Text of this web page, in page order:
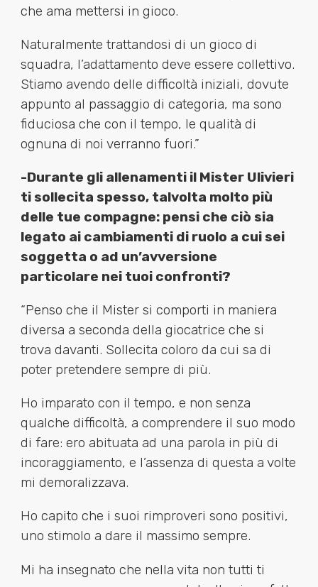
che ama mettersi in gioco.
Naturalmente trattandosi di un gioco di
squadra, l’adattamento deve essere collettivo.
Stiamo avendo delle difficoltà iniziali, dovute
appunto al passaggio di categoria, ma sono
fiduciosa che con il tempo, le qualità di
ognuna di noi verranno fuori.”
-Durante gli allenamenti il Mister Ulivieri
ti sollecita spesso, talvolta molto più
delle tue compagne: pensi che ciò sia
legato ai cambiamenti di ruolo a cui sei
soggetta o ad un’avversione
particolare nei tuoi confronti?
“Penso che il Mister si comporti in maniera
diversa a seconda della giocatrice che si
trova davanti. Sollecita coloro da cui sa di
poter pretendere sempre di più.
Ho imparato con il tempo, e non senza
qualche difficoltà, a comprendere il suo modo
di fare: ero abituata ad una parola in più di
incoraggiamento, e l’assenza di questa a volte
mi demoralizzava.
Ho capito che i suoi rimproveri sono positivi,
uno stimolo a dare il massimo sempre.
Mi ha insegnato che nella vita non tutti ti